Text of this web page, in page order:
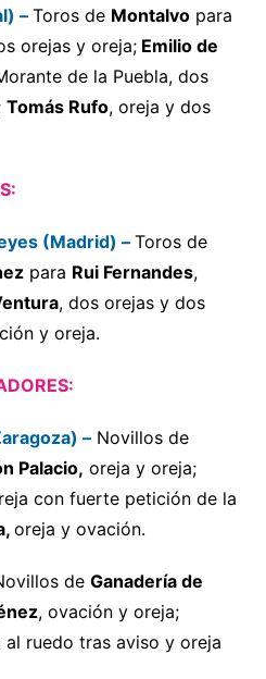
– Toros de Montalvopara
orejas y oreja;Emilio de
de la Puebla, dos
Tomás Rufo, oreja y dos
(Madrid) – Toros de
para Rui Fernandes,
, dos orejas y dos
y oreja.
– Novillos de
Palacio, oreja y oreja;
con fuerte petición de la
oreja y ovación.
de Ganadería de
, ovación y oreja;
al ruedo tras aviso y oreja